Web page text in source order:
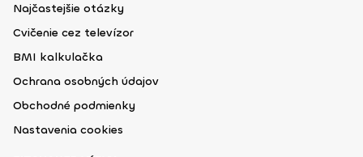
Najčastejšie otázky
Cvičenie cez televízor
BMI kalkulačka
Ochrana osobných údajov
Obchodné podmienky
Nastavenia cookies